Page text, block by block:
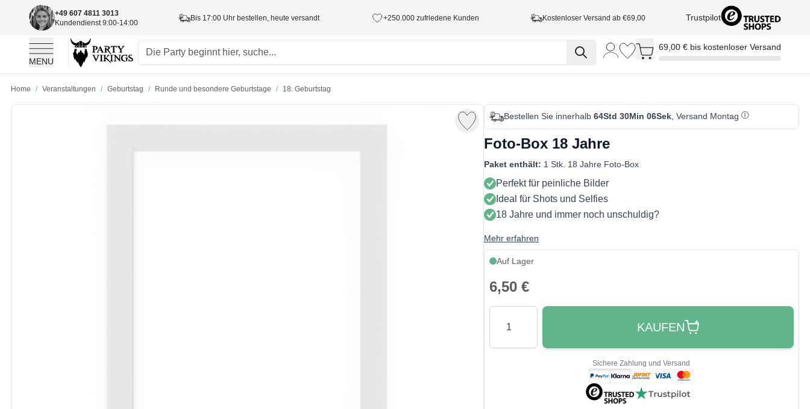
+49 607 4811 3013
Kundendienst 9:00-14:00
Bis 17:00 Uhr bestellen, heute versandt +250.000 zufriedene Kunden Kostenloser Versand ab €69,00 Trustpilot
MENU
Toggle minicart, Cart is empty
69,00 € bis kostenloser Versand
Home / Veranstaltungen / Geburtstag / Runde und besondere Geburtstage / 18. Geburtstag
Bestellen Sie innerhalb 64Std 30Min 05Sek, Versand Montag
Foto-Box 18 Jahre
Paket enthält: 1 Stk. 18 Jahre Foto-Box
Perfekt für peinliche Bilder
Ideal für Shots und Selfies
18 Jahre und immer noch unschuldig?
Mehr erfahren
Auf Lager
6,50 €
Quantity
KAUFEN
Sichere Zahlung und Versand